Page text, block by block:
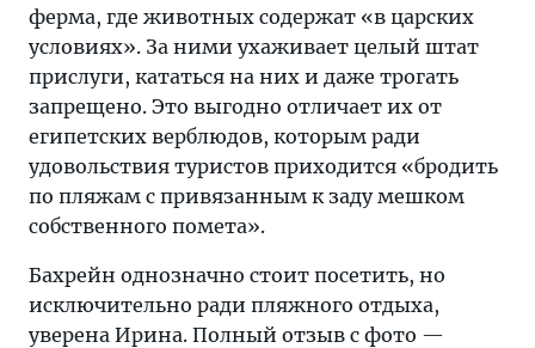
ферма, где животных содержат «в царских
условиях». За ними ухаживает целый штат
прислуги, кататься на них и даже трогать
запрещено. Это выгодно отличает их от
египетских верблюдов, которым ради
удовольствия туристов приходится «бродить
по пляжам с привязанным к заду мешком
собственного помета».
Бахрейн однозначно стоит посетить, но
исключительно ради пляжного отдыха,
уверена Ирина. Полный отзыв с фото —